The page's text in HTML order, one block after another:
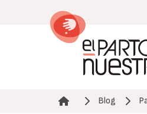
Ruta de navegación
Blog